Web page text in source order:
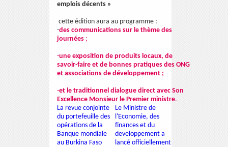
emplois décents »
cette édition aura au programme :
-des communications sur le thème des
journées;
-une exposition de produits locaux, de
savoir-faire et de bonnes pratiques des ONG
et associations de développement ;
-et le traditionnel dialogue direct avec Son
Excellence Monsieur le Premier ministre.
La revue conjointe
du portefeuille des
opérations de la
Banque mondiale
au Burkina Faso
Le Ministre de
l'Economie, des
finances et du
developpement a
lancé officiellement